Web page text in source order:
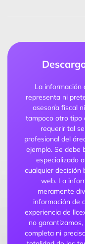
La información
representa ni
asesoría fiscal
tampoco otro tipo
requerir tal
profesional del
ejemplo. Se debe
especializado
cualquier decisión
web. La
meramente
información de
experiencia de
no
completa ni